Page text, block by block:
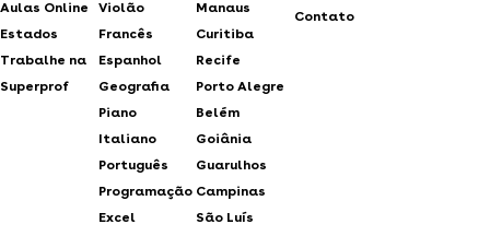
Aulas Online
Estados
Trabalhe na
Superprof
Violão
Francês
Espanhol
Geografia
Piano
Italiano
Português
Programação
Excel
Manaus
Curitiba
Recife
Porto Alegre
Belém
Goiânia
Guarulhos
Campinas
São Luís
Contato